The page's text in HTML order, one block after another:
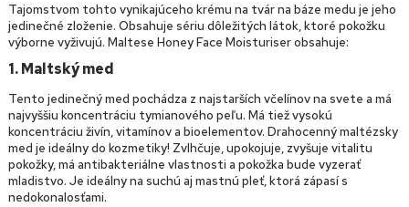
Tajomstvom tohto vynikajúceho krému na tvár na báze medu je jeho
jedinečné zloženie. Obsahuje sériu dôležitých látok, ktoré pokožku
výborne vyživujú. Maltese Honey Face Moisturiser obsahuje:
1. Maltský med
Tento jedinečný med pochádza z najstarších včelínov na svete a má
najvyššiu koncentráciu tymianového peľu. Má tiež vysokú
koncentráciu živín, vitamínov a bioelementov. Drahocenný maltézsky
med je ideálny do kozmetiky! Zvlhčuje, upokojuje, zvyšuje vitalitu
pokožky, má antibakteriálne vlastnosti a pokožka bude vyzerať
mladistvo. Je ideálny na suchú aj mastnú pleť, ktorá zápasí s
nedokonalosťami.